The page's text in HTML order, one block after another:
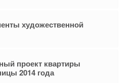
художественной
проект квартиры
2014 года